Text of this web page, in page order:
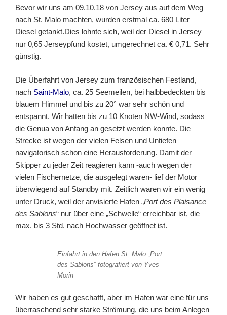
Bevor wir uns am 09.10.18 von Jersey aus auf dem Weg
nach St. Malo machten, wurden erstmal ca. 680 Liter
Diesel getankt.Dies lohnte sich, weil der Diesel in Jersey
nur 0,65 Jerseypfund kostet, umgerechnet ca. € 0,71. Sehr
günstig.
Die Überfahrt von Jersey zum französischen Festland,
nach Saint-Malo, ca. 25 Seemeilen, bei halbbedeckten bis
blauem Himmel und bis zu 20° war sehr schön und
entspannt. Wir hatten bis zu 10 Knoten NW-Wind, sodass
die Genua von Anfang an gesetzt werden konnte. Die
Strecke ist wegen der vielen Felsen und Untiefen
navigatorisch schon eine Herausforderung. Damit der
Skipper zu jeder Zeit reagieren kann -auch wegen der
vielen Fischernetze, die ausgelegt waren- lief der Motor
überwiegend auf Standby mit. Zeitlich waren wir ein wenig
unter Druck, weil der anvisierte Hafen „Port des Plaisance
des Sablons“ nur über eine „Schwelle“ erreichbar ist, die
max. bis 3 Std. nach Hochwasser geöffnet ist.
Einfahrt in den Hafen St. Malo „Port
des Sablons“ fotografiert von Yves
Morin
Wir haben es gut geschafft, aber im Hafen war eine für uns
überraschend sehr starke Strömung, die uns beim Anlegen